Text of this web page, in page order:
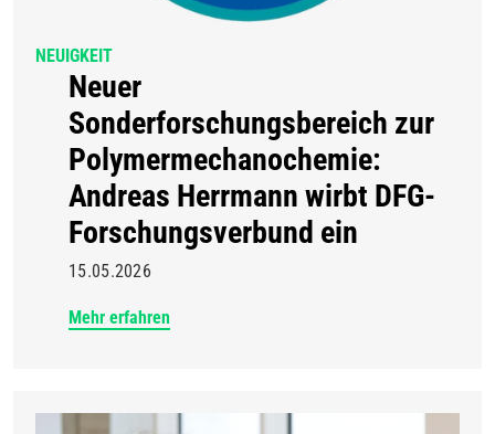
NEUIGKEIT
Neuer
Sonderforschungsbereich zur
Polymermechanochemie:
Andreas Herrmann wirbt DFG-
Forschungsverbund ein
15.05.2026
Mehr erfahren